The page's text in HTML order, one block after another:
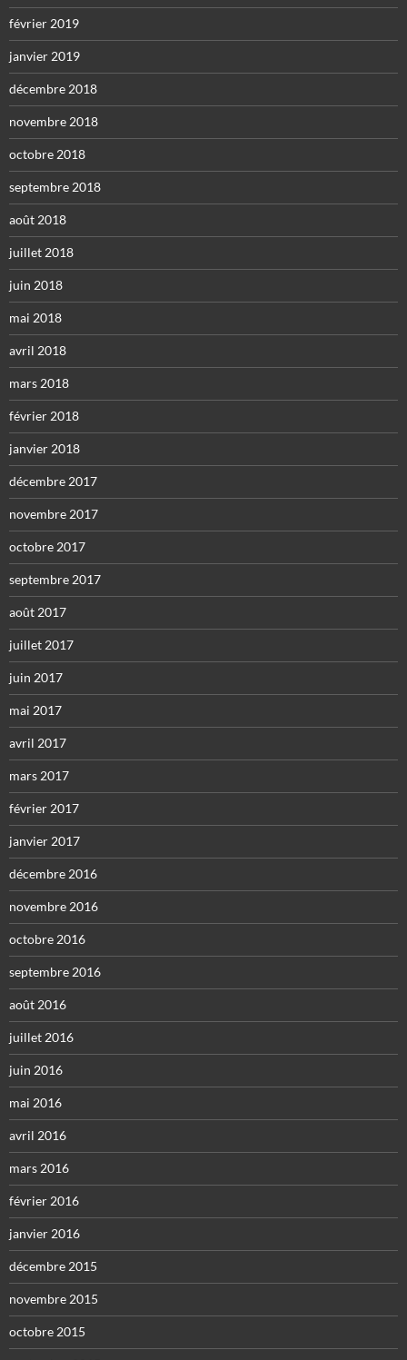
février 2019
janvier 2019
décembre 2018
novembre 2018
octobre 2018
septembre 2018
août 2018
juillet 2018
juin 2018
mai 2018
avril 2018
mars 2018
février 2018
janvier 2018
décembre 2017
novembre 2017
octobre 2017
septembre 2017
août 2017
juillet 2017
juin 2017
mai 2017
avril 2017
mars 2017
février 2017
janvier 2017
décembre 2016
novembre 2016
octobre 2016
septembre 2016
août 2016
juillet 2016
juin 2016
mai 2016
avril 2016
mars 2016
février 2016
janvier 2016
décembre 2015
novembre 2015
octobre 2015